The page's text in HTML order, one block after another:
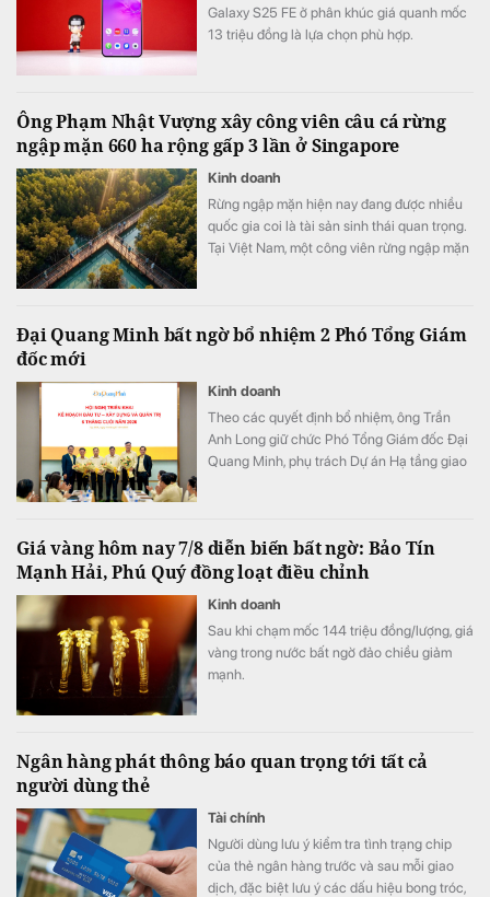
Galaxy S25 FE ở phân khúc giá quanh mốc
13 triệu đồng là lựa chọn phù hợp.
Ông Phạm Nhật Vượng xây công viên câu cá rừng
ngập mặn 660 ha rộng gấp 3 lần ở Singapore
Kinh doanh
Rừng ngập mặn hiện nay đang được nhiều
quốc gia coi là tài sản sinh thái quan trọng.
Tại Việt Nam, một công viên rừng ngập mặn
Đại Quang Minh bất ngờ bổ nhiệm 2 Phó Tổng Giám
đốc mới
Kinh doanh
Theo các quyết định bổ nhiệm, ông Trần
Anh Long giữ chức Phó Tổng Giám đốc Đại
Quang Minh, phụ trách Dự án Hạ tầng giao
thị - Khu công nghiệp.
Giá vàng hôm nay 7/8 diễn biến bất ngờ: Bảo Tín
Mạnh Hải, Phú Quý đồng loạt điều chỉnh
Kinh doanh
Sau khi chạm mốc 144 triệu đồng/lượng, giá
vàng trong nước bất ngờ đảo chiều giảm
mạnh.
Ngân hàng phát thông báo quan trọng tới tất cả
người dùng thẻ
Tài chính
Người dùng lưu ý kiểm tra tình trạng chip
của thẻ ngân hàng trước và sau mỗi giao
dịch, đặc biệt lưu ý các dấu hiệu bong tróc,